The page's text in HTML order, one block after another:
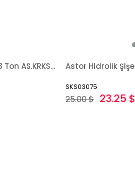
Astor Hidrolik Şişe Kriko 3 Ton AS.KRKS03
SKS03075
23.25 $
25.00 $